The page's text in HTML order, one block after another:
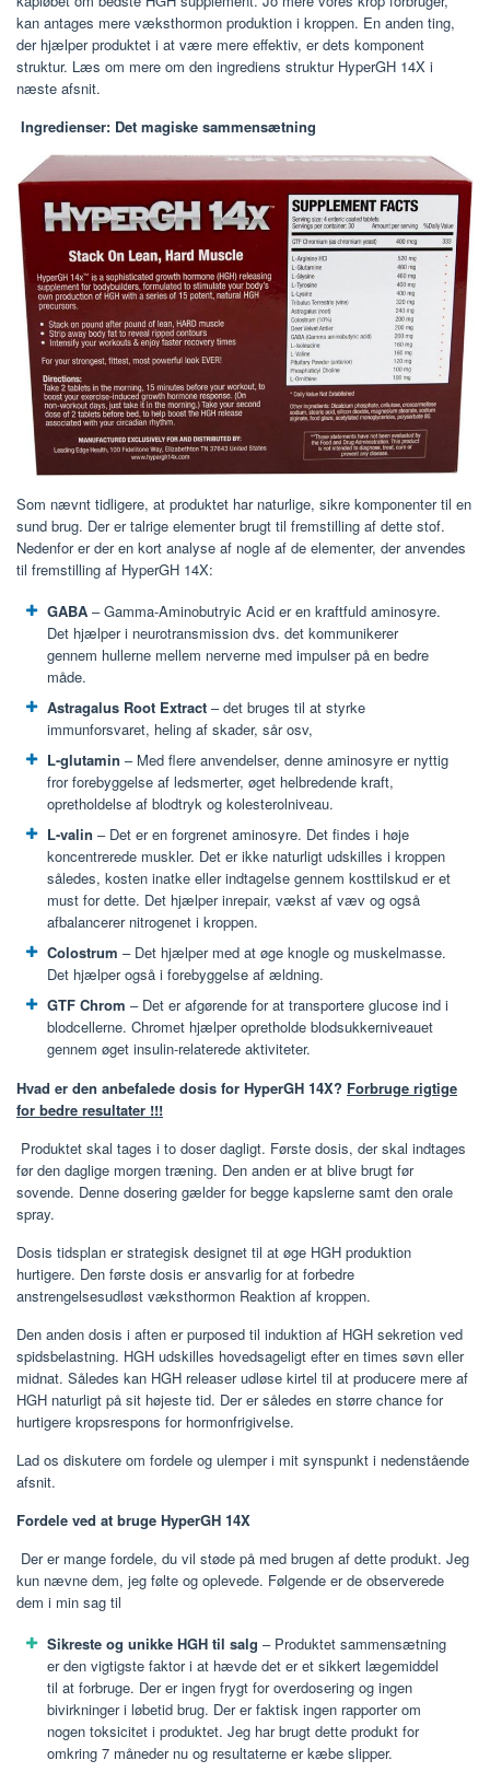
kan antages mere væksthormon produktion i kroppen. En anden ting,
der hjælper produktet i at være mere effektiv, er dets komponent
struktur. Læs om mere om den ingrediens struktur HyperGH 14X i
næste afsnit.
Ingredienser: Det magiske sammensætning
Som nævnt tidligere, at produktet har naturlige, sikre komponenter til en
sund brug. Der er talrige elementer brugt til fremstilling af dette stof.
Nedenfor er der en kort analyse af nogle af de elementer, der anvendes
til fremstilling af HyperGH 14X:
GABA – Gamma-Aminobutryic Acid er en kraftfuld aminosyre.
Det hjælper i neurotransmission dvs. det kommunikerer
gennem hullerne mellem nerverne med impulser på en bedre
måde.
Astragalus Root Extract – det bruges til at styrke
immunforsvaret, heling af skader, sår osv,
L-glutamin – Med flere anvendelser, denne aminosyre er nyttig
fror forebyggelse af ledsmerter, øget helbredende kraft,
opretholdelse af blodtryk og kolesterolniveau.
L-valin – Det er en forgrenet aminosyre. Det findes i høje
koncentrerede muskler. Det er ikke naturligt udskilles i kroppen
således, kosten inatke eller indtagelse gennem kosttilskud er et
must for dette. Det hjælper inrepair, vækst af væv og også
afbalancerer nitrogenet i kroppen.
Colostrum – Det hjælper med at øge knogle og muskelmasse.
Det hjælper også i forebyggelse af ældning.
GTF Chrom – Det er afgørende for at transportere glucose ind i
blodcellerne. Chromet hjælper opretholde blodsukkerniveauet
gennem øget insulin-relaterede aktiviteter.
Hvad er den anbefalede dosis for HyperGH 14X? Forbruge rigtige
for bedre resultater !!!
Produktet skal tages i to doser dagligt. Første dosis, der skal indtages
før den daglige morgen træning. Den anden er at blive brugt før
sovende. Denne dosering gælder for begge kapslerne samt den orale
spray.
Dosis tidsplan er strategisk designet til at øge HGH produktion
hurtigere. Den første dosis er ansvarlig for at forbedre
anstrengelsesudløst væksthormon Reaktion af kroppen.
Den anden dosis i aften er purposed til induktion af HGH sekretion ved
spidsbelastning. HGH udskilles hovedsageligt efter en times søvn eller
midnat. Således kan HGH releaser udløse kirtel til at producere mere af
HGH naturligt på sit højeste tid. Der er således en større chance for
hurtigere kropsrespons for hormonfrigivelse.
Lad os diskutere om fordele og ulemper i mit synspunkt i nedenstående
afsnit.
Fordele ved at bruge HyperGH 14X
Der er mange fordele, du vil støde på med brugen af ​​dette produkt. Jeg
kun nævne dem, jeg følte og oplevede. Følgende er de observerede
dem i min sag til
Sikreste og unikke HGH til salg – Produktet sammensætning
er den vigtigste faktor i at hævde det er et sikkert lægemiddel
til at forbruge. Der er ingen frygt for overdosering og ingen
bivirkninger i løbetid brug. Der er faktisk ingen rapporter om
nogen toksicitet i produktet. Jeg har brugt dette produkt for
omkring 7 måneder nu og resultaterne er kæbe slipper.